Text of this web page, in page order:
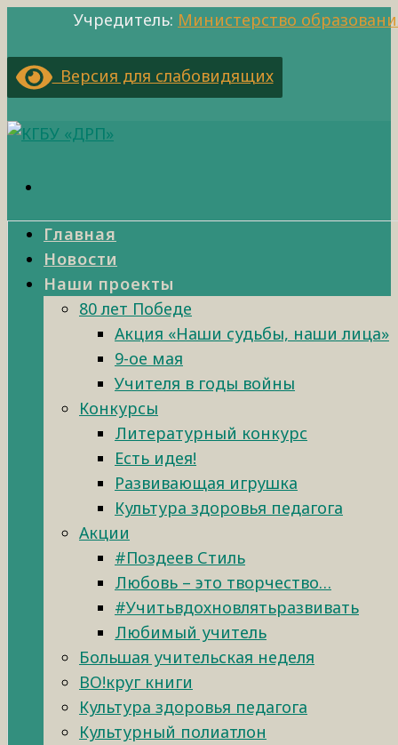
Учредитель: Министерство
Версия для слабовидящих
Главная
Новости
Наши проекты
80 лет Победе
Акция «Наши судьбы, наши лица»
9-ое мая
Учителя в годы войны
Конкурсы
Литературный конкурс
Есть идея!
Развивающая игрушка
Культура здоровья педагога
Акции
#Поздеев Стиль
Любовь – это творчество…
#Учитьвдохновлятьразвивать
Любимый учитель
Большая учительская неделя
ВО!круг книги
Культура здоровья педагога
Культурный полиатлон